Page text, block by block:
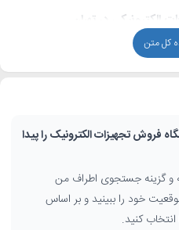
در تهران
در تهراندر محدوده‌های پر
امیرکبیر و اطراف میدان توپخانه
را مقایسه کنید و برای خرید عمده
شهر، منطقه و محله می‌توانید
خود کنید و حتی با گزینه «جستجوی
الکترونیکیرا روی نقشه ببینید.
الکترونیک
کل متن
فروش تجهیزات الکترونیک را پیدا
و گزینه جستجوی اطراف من
خود را ببینید و بر اساس
کنید.